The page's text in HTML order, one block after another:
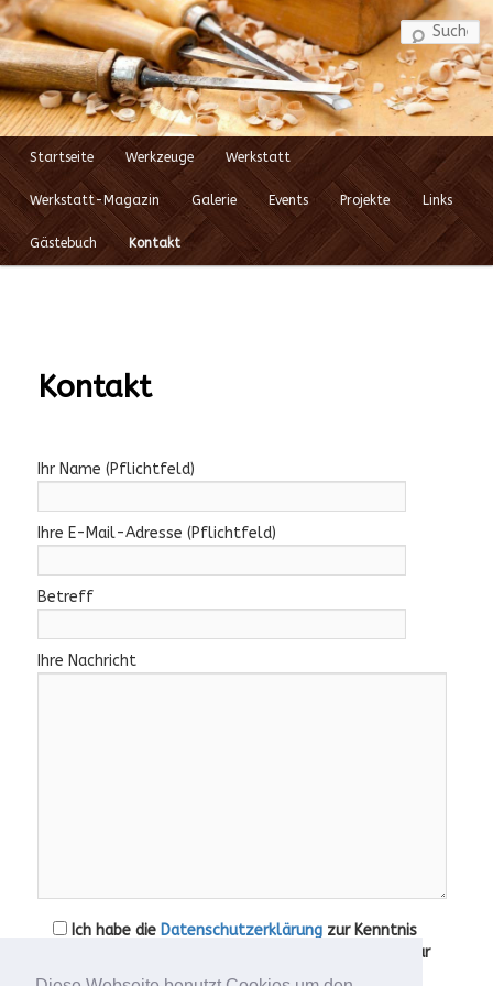
Hauptmenü
Zum
Inhalt
wechseln
Startseite Werkzeuge Werkstatt
Werkstatt-Magazin Galerie Events Projekte Links
Gästebuch Kontakt
Kontakt
Ihr Name (Pflichtfeld)
Ihre E-Mail-Adresse (Pflichtfeld)
Betreff
Ihre Nachricht
Ich habe die Datenschutzerklärung zur Kenntnis
genommen. Ich stimme zu, dass meine Angaben zur
Kontaktaufnahme und für Rückfragen dauerhaft